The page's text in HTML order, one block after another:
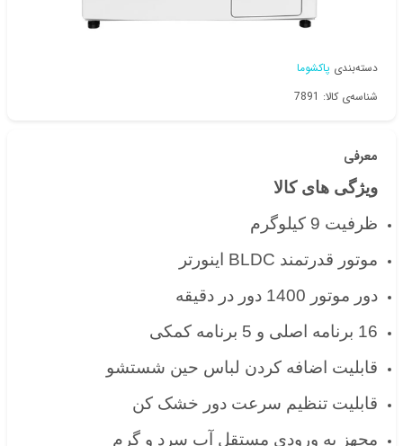
دسته‌بندی پاکشوما
شناسه‌ی کالا: 7891
معرفی
ویژگی های کالا
ظرفیت 9 کیلوگرم
موتور قدرتمند BLDC اینورتر
دور موتور 1400 دور در دقیقه
16 برنامه اصلی و 5 برنامه کمکی
قابلیت اضافه کردن لباس حین شستشو
قابلیت تنظیم سرعت دور خشک کن
مجهز به ورودی مستقل آب سرد و گرم